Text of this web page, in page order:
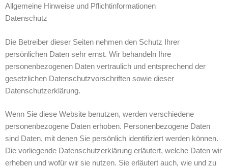
Allgemeine Hinweise und Pflichtinformationen
Datenschutz
Die Betreiber dieser Seiten nehmen den Schutz Ihrer
persönlichen Daten sehr ernst. Wir behandeln Ihre
personenbezogenen Daten vertraulich und entsprechend der
gesetzlichen Datenschutzvorschriften sowie dieser
Datenschutzerklärung.
Wenn Sie diese Website benutzen, werden verschiedene
personenbezogene Daten erhoben. Personenbezogene Daten
sind Daten, mit denen Sie persönlich identifiziert werden können.
Die vorliegende Datenschutzerklärung erläutert, welche Daten wir
erheben und wofür wir sie nutzen. Sie erläutert auch, wie und zu